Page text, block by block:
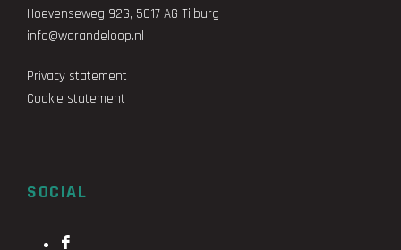
Hoevenseweg 92G, 5017 AG Tilburg
info@warandeloop.nl
Privacy statement
Cookie statement
SOCIAL